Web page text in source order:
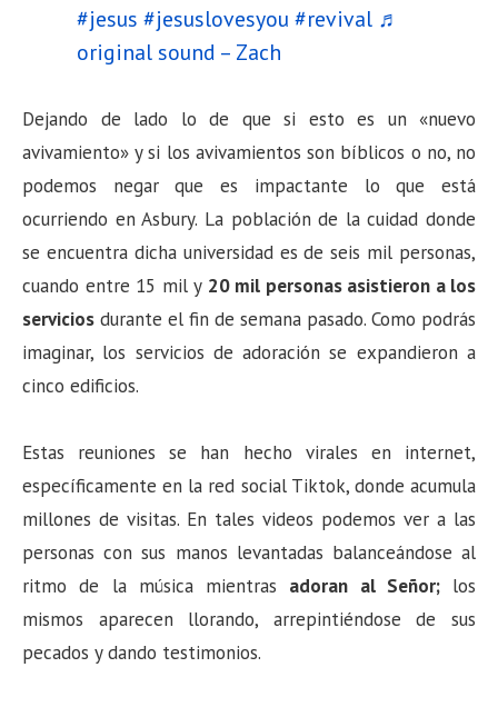
#jesus #jesuslovesyou #revival ♬
original sound – Zach
Dejando de lado lo de que si esto es un «nuevo
avivamiento» y si los avivamientos son bíblicos o no, no
podemos negar que es impactante lo que está
ocurriendo en Asbury. La población de la cuidad donde
se encuentra dicha universidad es de seis mil personas,
cuando entre 15 mil y 20 mil personas asistieron a los
servicios durante el fin de semana pasado. Como podrás
imaginar, los servicios de adoración se expandieron a
cinco edificios.
Estas reuniones se han hecho virales en internet,
específicamente en la red social Tiktok, donde acumula
millones de visitas. En tales videos podemos ver a las
personas con sus manos levantadas balanceándose al
ritmo de la música mientras adoran al Señor;los
mismos aparecen llorando, arrepintiéndose de sus
pecados y dando testimonios.